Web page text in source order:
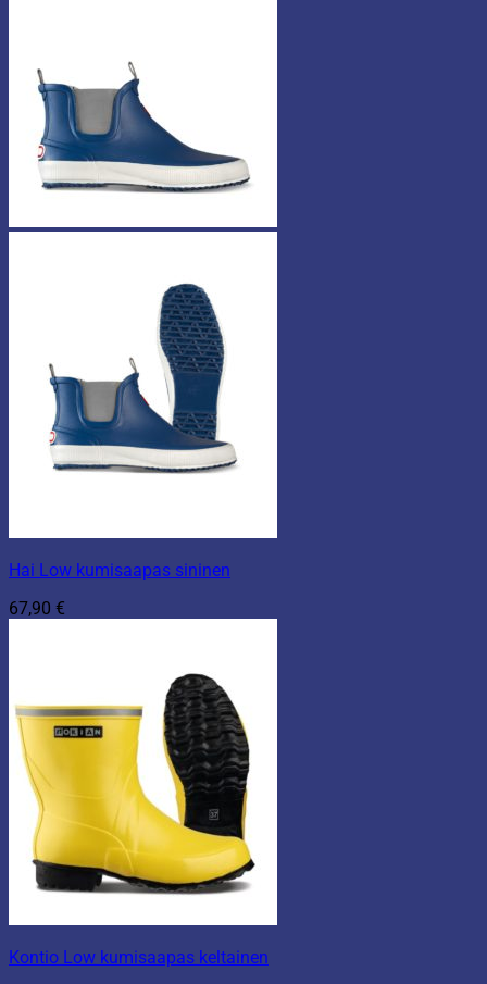
Hai Low kumisaapas sininen
67,90 €
Kontio Low kumisaapas keltainen